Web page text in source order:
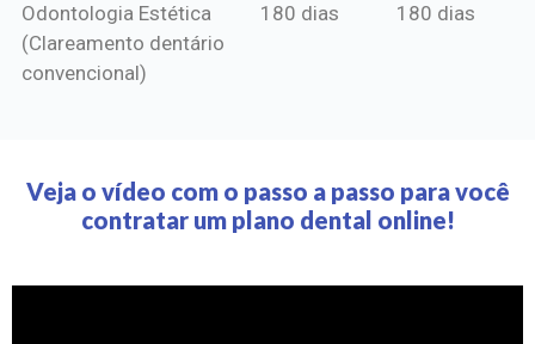
Odontologia Estética
(Clareamento dentário
convencional)
180 dias 180 dias
Veja o vídeo com o passo a passo para você
contratar um plano dental online!